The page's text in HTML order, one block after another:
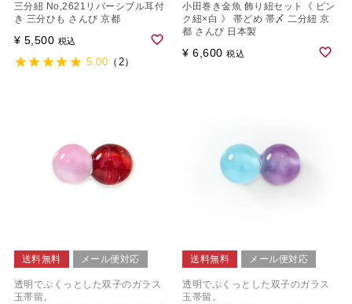
三分紐 No,2621リバーシブル耳付
き 三分ひも さんび 京都
¥ 5,500 税込
5.00 （2）
小田巻き金魚 飾り紐セット《 ピン
ク紐×白 》 帯どめ 帯〆 二分紐 京
都 さんび 日本製
¥ 6,600 税込
送料無料 メール便対応
透明でぷくっとした双子のガラス
玉帯留。
送料無料 メール便対応
透明でぷくっとした双子のガラス
玉帯留。